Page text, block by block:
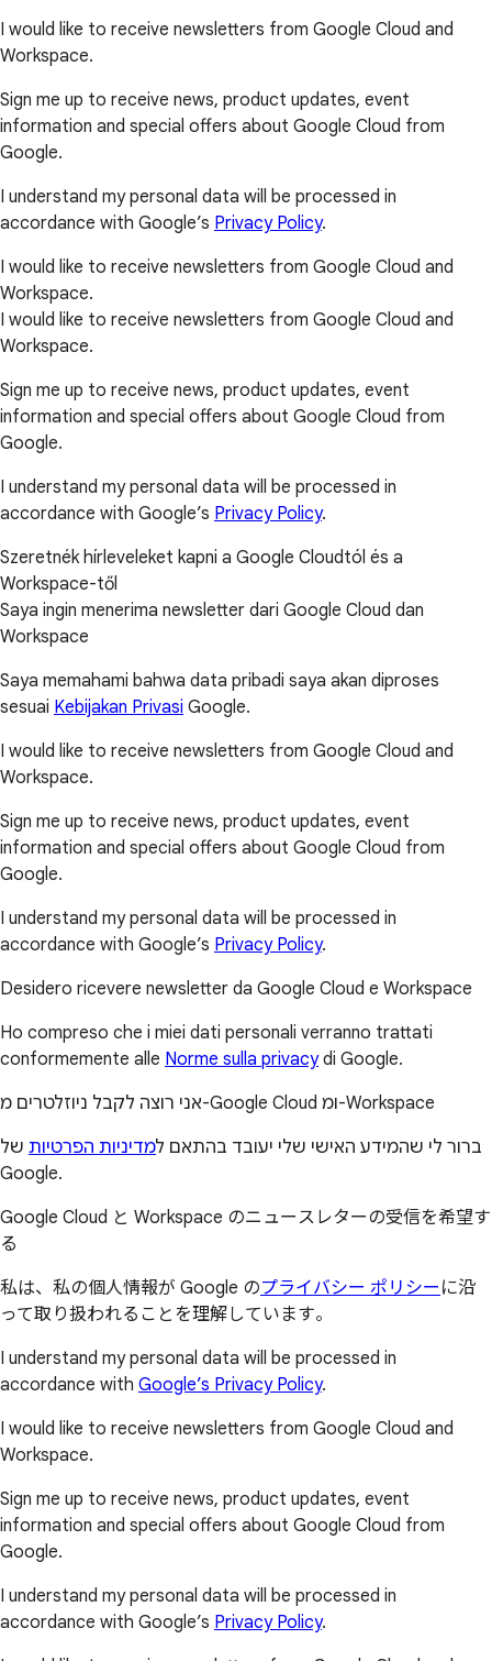
I would like to receive newsletters from Google Cloud and
Workspace.
Sign me up to receive news, product updates, event
information and special offers about Google Cloud from
Google.
I understand my personal data will be processed in
accordance with Google’s Privacy Policy.
I would like to receive newsletters from Google Cloud and
Workspace.
I would like to receive newsletters from Google Cloud and
Workspace.
Sign me up to receive news, product updates, event
information and special offers about Google Cloud from
Google.
I understand my personal data will be processed in
accordance with Google’s Privacy Policy.
Szeretnék hírleveleket kapni a Google Cloudtól és a
Workspace-től
Saya ingin menerima newsletter dari Google Cloud dan
Workspace
Saya memahami bahwa data pribadi saya akan diproses
sesuai Kebijakan Privasi Google.
I would like to receive newsletters from Google Cloud and
Workspace.
Sign me up to receive news, product updates, event
information and special offers about Google Cloud from
Google.
I understand my personal data will be processed in
accordance with Google’s Privacy Policy.
Desidero ricevere newsletter da Google Cloud e Workspace
Ho compreso che i miei dati personali verranno trattati
conformemente alle Norme sulla privacydi Google.
אני רוצה לקבל ניוזלטרים מ-Google Cloud ומ-Workspace
ברור לי שהמידע האישי שלי יעובד בהתאם למדיניות הפרטיות של
Google.
Google Cloud と Workspace のニュースレターの受信を希望す
る
私は、私の個人情報が Google のプライバシー ポリシー に沿
って取り扱われることを理解しています。
I understand my personal data will be processed in
accordance with Google’s Privacy Policy.
I would like to receive newsletters from Google Cloud and
Workspace.
Sign me up to receive news, product updates, event
information and special offers about Google Cloud from
Google.
I understand my personal data will be processed in
accordance with Google’s Privacy Policy.